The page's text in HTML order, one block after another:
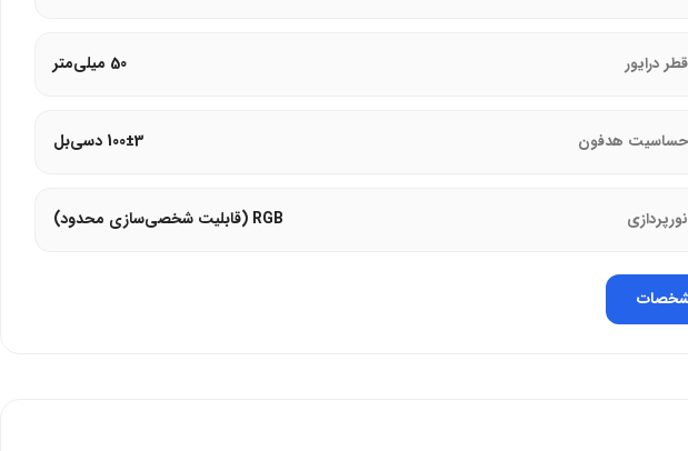
قطر درایور 50 میلی‌متر
حساسیت هدفون 100±3 دسی‌بل
نورپردازی RGB (قابلیت شخصی‌سازی محدود)